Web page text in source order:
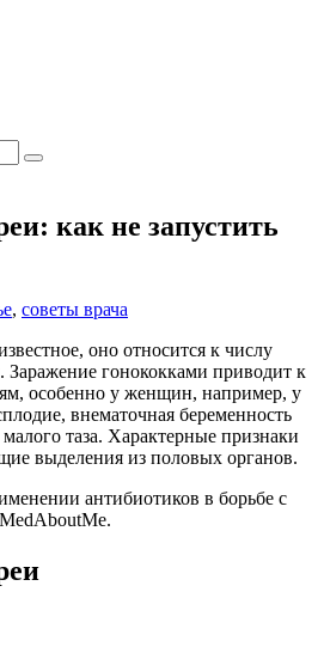
как не запустить
, советы врача
оно относится к числу
гонококками приводит к
особенно у женщин, например, у
внематочная беременность
таза. Характерные признаки
выделения из половых органов.
антибиотиков в борьбе с